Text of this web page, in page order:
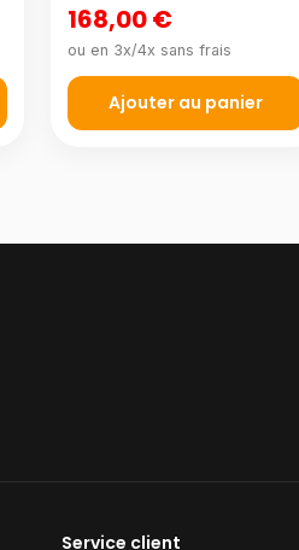
168,00 €
ou en 3x/4x sans frais
Ajouter au panier
Service client